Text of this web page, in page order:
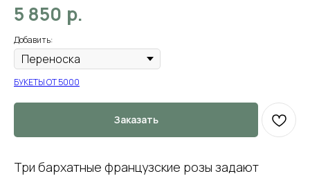
5 850 р.
Добавить:
БУКЕТЫ ОТ 5000
Заказать
Три бархатные французские розы задают